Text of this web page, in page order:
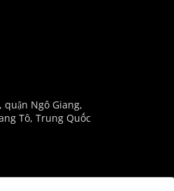
quận Ngô Giang,
Tô, Trung Quốc